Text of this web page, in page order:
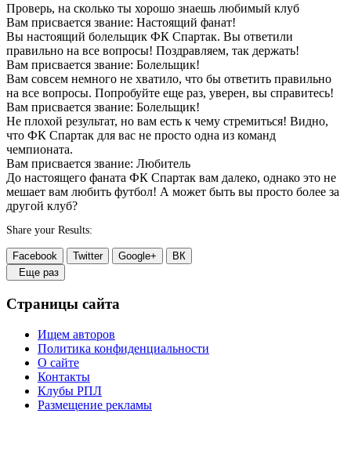
Проверь, на сколько ты хорошо знаешь любимый клуб
Вам присвается звание: Настоящий фанат!
Вы настоящий болельщик ФК Спартак. Вы ответили
правильно на все вопросы! Поздравляем, так держать!
Вам присвается звание: Болельщик!
Вам совсем немного не хватило, что бы ответить правильно
на все вопросы. Попробуйте еще раз, уверен, вы справитесь!
Вам присвается звание: Болельщик!
Не плохой результат, но вам есть к чему стремиться! Видно,
что ФК Спартак для вас не просто одна из команд
чемпионата.
Вам присвается звание: Любитель
До настоящего фаната ФК Спартак вам далеко, однако это не
мешает вам любить футбол! А может быть вы просто более за
другой клуб?
Share your Results:
Facebook Twitter Google+
ВК
Еще раз
Страницы сайта
Ищем авторов
Политика конфиденциальности
О сайте
Контакты
Клубы РПЛ
Размещение рекламы